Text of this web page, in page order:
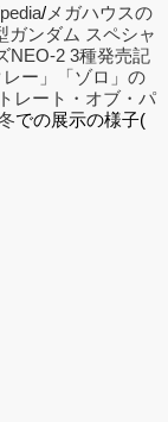
/ メガハウスの
ガンダム スペシャ
NEO-2 3種発売記
ー」「ゾロ」の
レート・オブ・パ
での展示の様子(